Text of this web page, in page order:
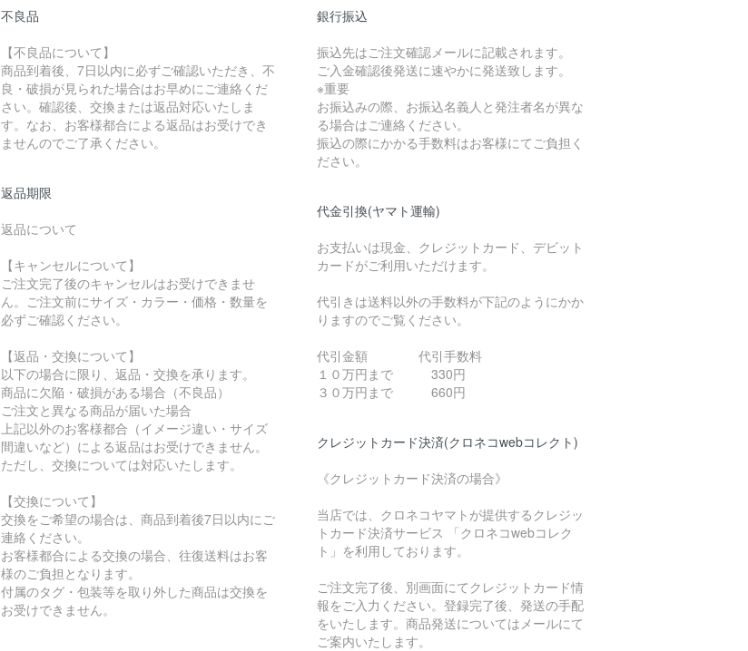
不良品
【不良品について】
商品到着後、7日以内に必ずご確認いただき、不
良・破損が見られた場合はお早めにご連絡くだ
さい。確認後、交換または返品対応いたしま
す。なお、お客様都合による返品はお受けでき
ませんのでご了承ください。
返品期限
返品について
【キャンセルについて】
ご注文完了後のキャンセルはお受けできませ
ん。ご注文前にサイズ・カラー・価格・数量を
必ずご確認ください。
【返品・交換について】
以下の場合に限り、返品・交換を承ります。
商品に欠陥・破損がある場合（不良品）
ご注文と異なる商品が届いた場合
上記以外のお客様都合（イメージ違い・サイズ
間違いなど）による返品はお受けできません。
ただし、交換については対応いたします。
【交換について】
交換をご希望の場合は、商品到着後7日以内にご
連絡ください。
お客様都合による交換の場合、往復送料はお客
様のご負担となります。
付属のタグ・包装等を取り外した商品は交換を
お受けできません。
銀行振込
振込先はご注文確認メールに記載されます。
ご入金確認後発送に速やかに発送致します。
※重要
お振込みの際、お振込名義人と発注者名が異な
る場合はご連絡ください。
振込の際にかかる手数料はお客様にてご負担く
ださい。
代金引換(ヤマト運輸)
お支払いは現金、クレジットカード、デビット
カードがご利用いただけます。
代引きは送料以外の手数料が下記のようにかか
りますのでご覧ください。
代引金額 代引手数料
１０万円まで 330円
３０万円まで 660円
クレジットカード決済(クロネコwebコレクト)
《クレジットカード決済の場合》
当店では、クロネコヤマトが提供するクレジッ
トカード決済サービス 「クロネコwebコレク
ト」を利用しております。
ご注文完了後、別画面にてクレジットカード情
報をご入力ください。登録完了後、発送の手配
をいたします。商品発送についてはメールにて
ご案内いたします。